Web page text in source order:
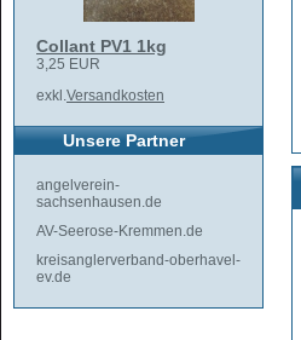
Collant PV1 1kg
3,25 EUR
exkl.Versandkosten
Unsere Partner
angelverein-
sachsenhausen.de
AV-Seerose-Kremmen.de
kreisanglerverband-oberhavel-
ev.de